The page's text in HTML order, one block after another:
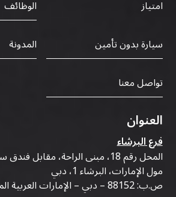
امتياز
الوظائف
سيارة بدون تأمين
المدونة
تواصل معنا
العنوان
فرع البرشاء
المحل رقم 18، مبنى الراحة،
مول الإمارات، البرشاء 1، دبي
ص.ب: 88152 – دبي – الإمارات العربية المتحدة